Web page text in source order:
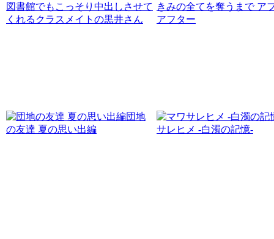
図書館でもこっそり中出しさせて
くれるクラスメイトの黒井さん
きみの全てを奪うまで ア
アフター
団地
の友達 夏の思い出編
サレヒメ -白濁の記憶-